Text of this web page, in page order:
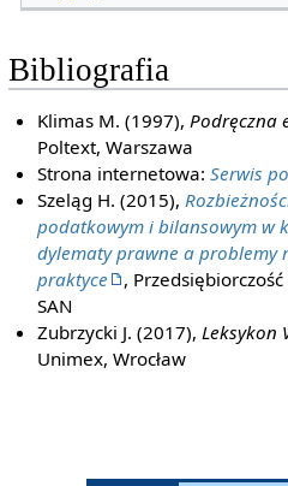
Bibliografia
Klimas M. (1997), Podręczna
Poltext, Warszawa
Strona internetowa:Serwis
Szeląg H. (2015),
podatkowym i bilansowym w
dylematy prawne a problemy
praktyce
,
SAN
Zubrzycki J. (2017), Leksykon
Unimex, Wrocław